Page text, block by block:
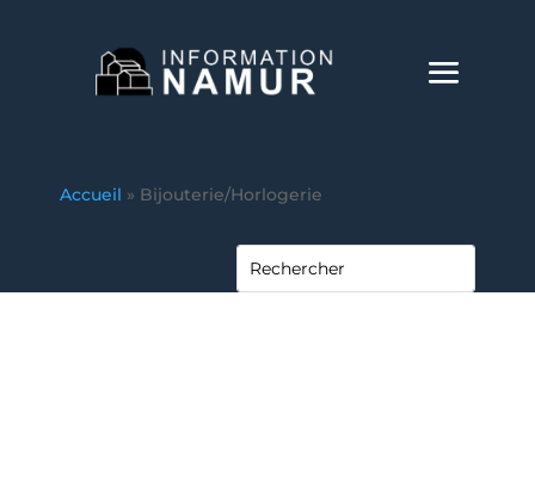
Accueil » Bijouterie/Horlogerie